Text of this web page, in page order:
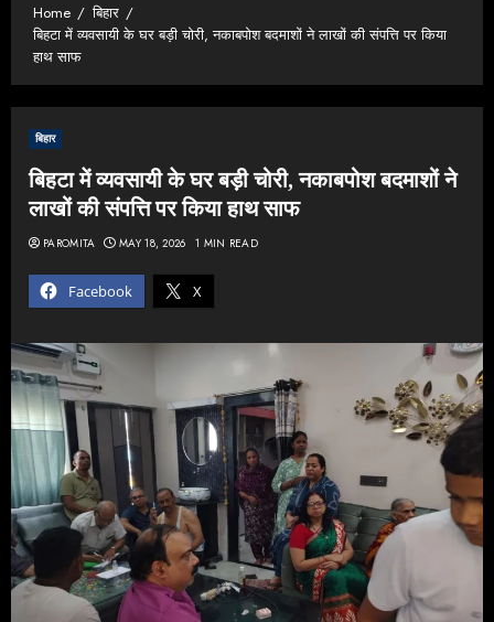
Home
बिहार
बिहटा में व्यवसायी के घर बड़ी चोरी, नकाबपोश बदमाशों ने लाखों की संपत्ति पर किया
हाथ साफ
बिहार
बिहटा में व्यवसायी के घर बड़ी चोरी, नकाबपोश बदमाशों ने
लाखों की संपत्ति पर किया हाथ साफ
Facebook X
PAROMITA MAY 18, 2026 1 MIN READ